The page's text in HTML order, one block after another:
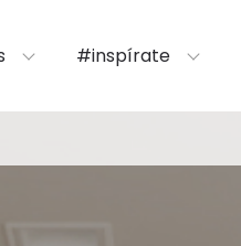
#inspírate